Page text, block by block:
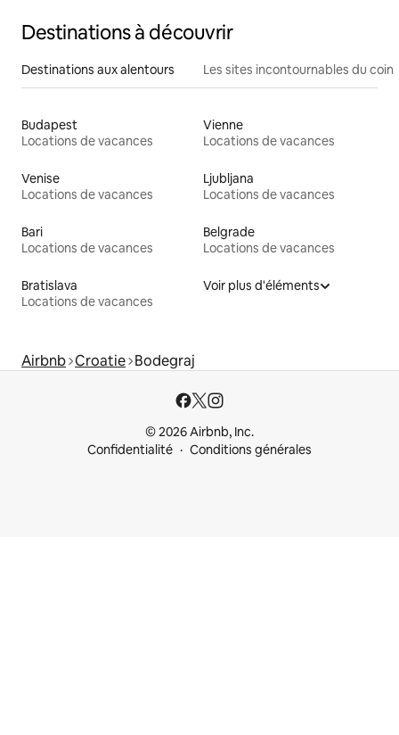
Destinations à découvrir
Destinations aux alentours Les sites incontournables du coin
Budapest
Locations de vacances
Vienne
Locations de vacances
Venise
Locations de vacances
Ljubljana
Locations de vacances
Bari
Locations de vacances
Belgrade
Locations de vacances
Bratislava
Locations de vacances
Voir plus d'éléments
Airbnb Croatie Bodegraj
© 2026 Airbnb, Inc.
Confidentialité
Conditions générales